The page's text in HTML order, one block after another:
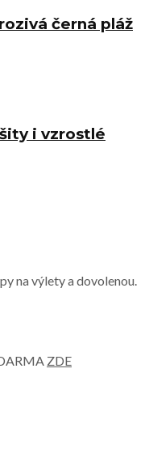
černá pláž
i vzrostlé
na výlety a dovolenou.
ZDE